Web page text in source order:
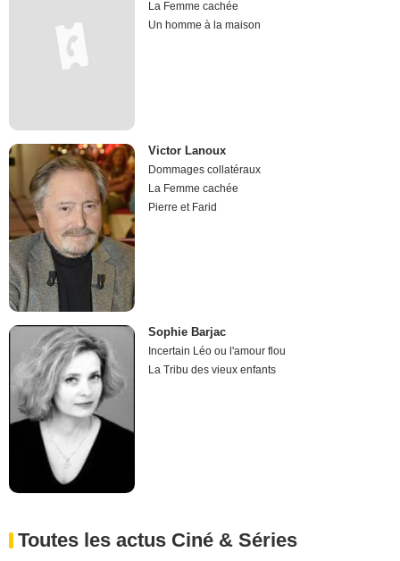
La Femme cachée
Un homme à la maison
Victor Lanoux
Dommages collatéraux
La Femme cachée
Pierre et Farid
Sophie Barjac
Incertain Léo ou l'amour flou
La Tribu des vieux enfants
Toutes les actus Ciné & Séries